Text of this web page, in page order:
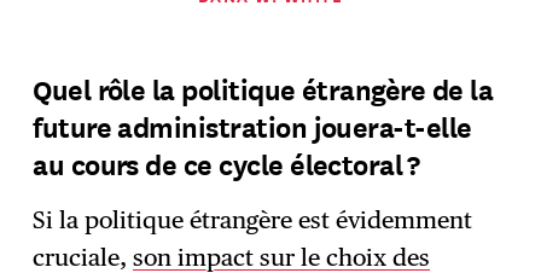
Quel rôle la politique étrangère de la
future administration jouera-t-elle
au cours de ce cycle électoral ?
Si la politique étrangère est évidemment
cruciale,son impact sur le choix des